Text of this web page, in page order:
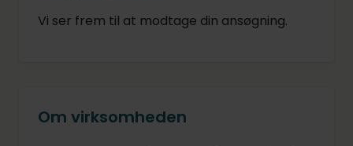
Vi ser frem til at modtage din ansøgning.
Om virksomheden